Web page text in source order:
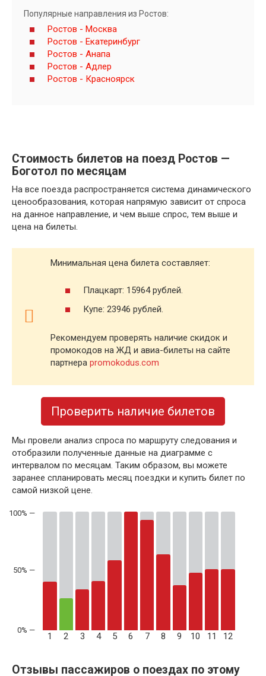
Популярные направления из Ростов:
Ростов - Москва
Ростов - Екатеринбург
Ростов - Анапа
Ростов - Адлер
Ростов - Красноярск
Стоимость билетов на поезд Ростов —
Боготол по месяцам
На все поезда распространяется система динамического
ценообразования, которая напрямую зависит от спроса
на данное направление, и чем выше спрос, тем выше и
цена на билеты.
Минимальная цена билета составляет:
Плацкарт: 15964 рублей.
Купе: 23946 рублей.
Рекомендуем проверять наличие скидок и
промокодов на ЖД и авиа-билеты на сайте
партнера promokodus.com
Проверить наличие билетов
Мы провели анализ спроса по маршруту следования и
отобразили полученные данные на диаграмме с
интервалом по месяцам. Таким образом, вы можете
заранее спланировать месяц поездки и купить билет по
самой низкой цене.
50% —
1 2 3 4 5 6 7 8 9 10 11 12
Отзывы пассажиров о поездах по этому